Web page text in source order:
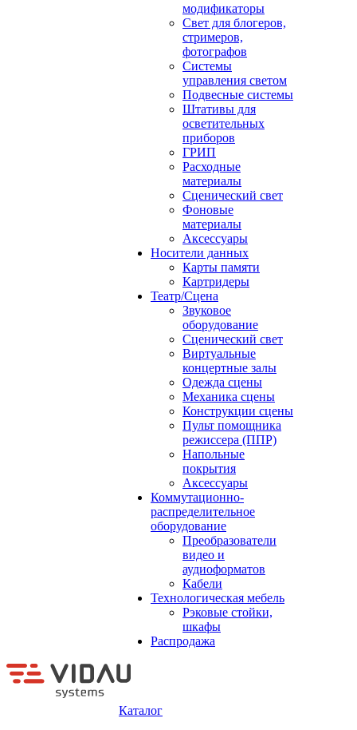
модификаторы
Свет для блогеров,
стримеров,
фотографов
Системы
управления светом
Подвесные системы
Штативы для
осветительных
приборов
ГРИП
Расходные
материалы
Сценический свет
Фоновые
материалы
Аксессуары
Носители данных
Карты памяти
Картридеры
Театр/Сцена
Звуковое
оборудование
Сценический свет
Виртуальные
концертные залы
Одежда сцены
Механика сцены
Конструкции сцены
Пульт помощника
режиссера (ППР)
Напольные
покрытия
Аксессуары
Коммутационно-
распределительное
оборудование
Преобразователи
видео и
аудиоформатов
Кабели
Технологическая мебель
Рэковые стойки,
шкафы
Распродажа
Каталог